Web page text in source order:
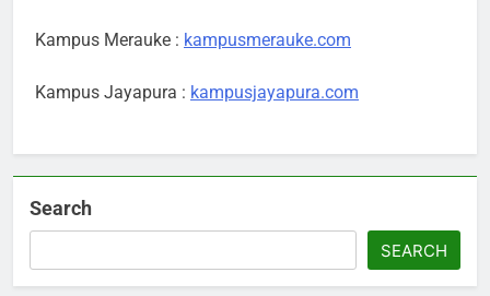
Kampus Merauke : kampusmerauke.com
Kampus Jayapura : kampusjayapura.com
Search
SEARCH